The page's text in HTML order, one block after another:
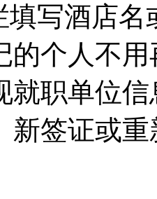
填写酒店
的个人不
就职单位
新签证或